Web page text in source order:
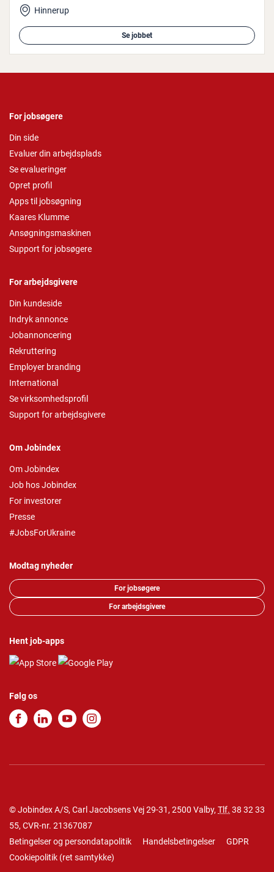
Hinnerup
Se jobbet
For jobsøgere
Din side
Evaluer din arbejdsplads
Se evalueringer
Opret profil
Apps til jobsøgning
Kaares Klumme
Ansøgningsmaskinen
Support for jobsøgere
For arbejdsgivere
Din kundeside
Indryk annonce
Jobannoncering
Rekruttering
Employer branding
International
Se virksomhedsprofil
Support for arbejdsgivere
Om Jobindex
Om Jobindex
Job hos Jobindex
For investorer
Presse
#JobsForUkraine
Modtag nyheder
For jobsøgere
For arbejdsgivere
Hent job-apps
Følg os
© Jobindex A/S, Carl Jacobsens Vej 29-31, 2500 Valby, Tlf. 38 32 33
55, CVR-nr. 21367087
Betingelser og persondatapolitik
Handelsbetingelser
GDPR
Cookiepolitik (ret samtykke)